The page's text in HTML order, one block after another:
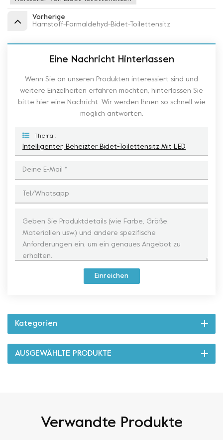
Vorherige
Harnstoff-Formaldehyd-Bidet-Toilettensitz
Eine Nachricht Hinterlassen
Wenn Sie an unseren Produkten interessiert sind und
weitere Einzelheiten erfahren möchten, hinterlassen Sie
bitte hier eine Nachricht. Wir werden Ihnen so schnell wie
möglich antworten.
Thema :
Intelligenter, Beheizter Bidet-Toilettensitz Mit LED
Einreichen
Kategorien
AUSGEWÄHLTE PRODUKTE
Verwandte Produkte